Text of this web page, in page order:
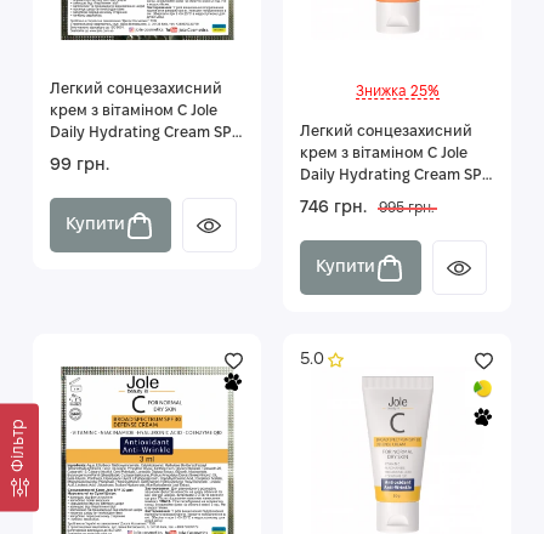
Фільтр
Легкий сонцезахисний
крем з вітаміном С Jole
Daily Hydrating Cream SPF
UVB 50 UVA 25 3 мл
99 грн.
Купити
Знижка 25%
Легкий сонцезахисний
крем з вітаміном С Jole
Daily Hydrating Cream SPF
UVB 50 UVA 25 50г
746 грн. 995 грн.
Купити
5.0